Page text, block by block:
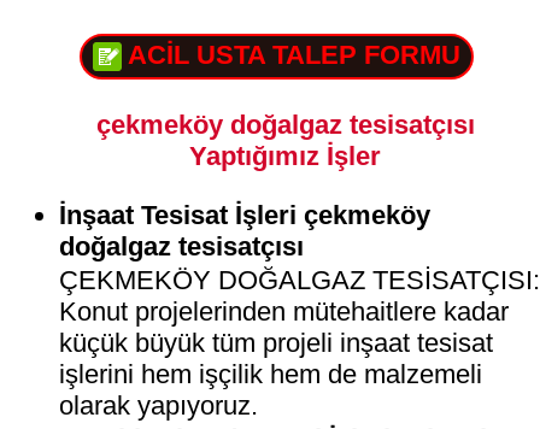
ACİL USTA TALEP FORMU
çekmeköy doğalgaz tesisatçısı
Yaptığımız İşler
İnşaat Tesisat İşleri çekmeköy
doğalgaz tesisatçısı
ÇEKMEKÖY DOĞALGAZ TESİSATÇISI:
Konut projelerinden mütehaitlere kadar
küçük büyük tüm projeli inşaat tesisat
işlerini hem işçilik hem de malzemeli
olarak yapıyoruz.